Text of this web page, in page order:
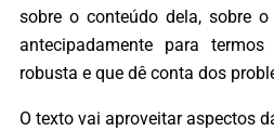
sobre o conteúdo dela, sobre
antecipadamente para
robusta e que dê conta dos
O texto vai aproveitar aspectos